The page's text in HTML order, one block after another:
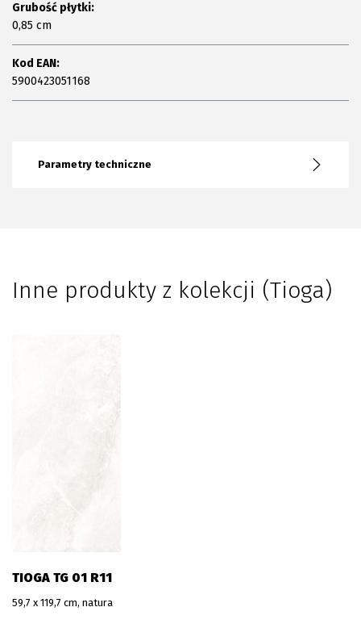
Grubość płytki:
0,85 cm
Kod EAN:
5900423051168
Parametry techniczne
Inne produkty z kolekcji (Tioga)
TIOGA TG 01 R11
59,7 x 119,7 cm, natura